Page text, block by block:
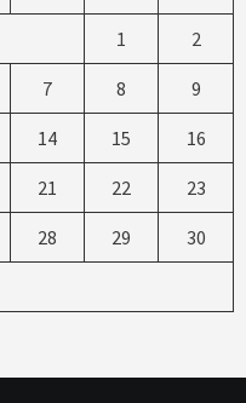
1 2
7 8 9
14 15 16
21 22 23
28 29 30